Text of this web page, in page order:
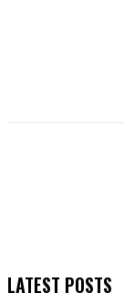
LATEST POSTS